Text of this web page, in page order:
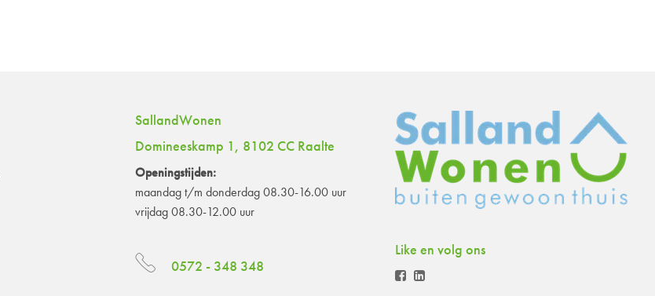
SallandWonen
Domineeskamp 1, 8102 CC Raalte
Openingstijden:
maandag t/m donderdag 08.30-16.00 uur
vrijdag 08.30-12.00 uur
0572 - 348 348
Like en volg ons